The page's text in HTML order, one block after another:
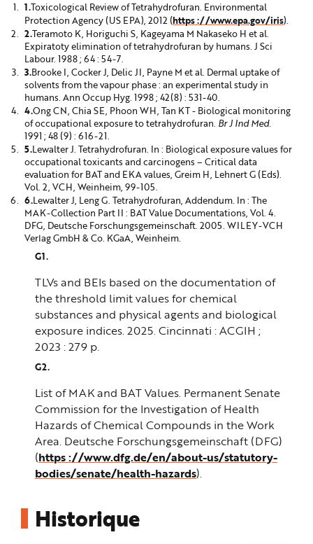
Toxicological Review of Tetrahydrofuran. Environmental
Protection Agency (US EPA), 2012 (https ://www.epa.gov/iris).
Teramoto K, Horiguchi S, Kageyama M Nakaseko H et al.
Expiratoty elimination of tetrahydrofuran by humans. J Sci
Labour. 1988 ; 64 : 54-7.
Brooke I, Cocker J, Delic JI, Payne M et al. Dermal uptake of
solvents from the vapour phase : an experimental study in
humans. Ann Occup Hyg. 1998 ; 42(8) : 531-40.
Ong CN, Chia SE, Phoon WH, Tan KT - Biological monitoring
of occupational exposure to tetrahydrofuran. Br J Ind Med.
1991 ; 48 (9) : 616-21.
Lewalter J. Tetrahydrofuran. In : Biological exposure values for
occupational toxicants and carcinogens – Critical data
evaluation for BAT and EKA values, Greim H, Lehnert G (Eds).
Vol. 2, VCH, Weinheim, 99-105.
Lewalter J, Leng G. Tetrahydrofuran, Addendum. In : The
MAK-Collection Part II : BAT Value Documentations, Vol. 4.
DFG, Deutsche Forschungsgemeinschaft. 2005. WILEY-VCH
Verlag GmbH & Co. KGaA, Weinheim.
TLVs and BEIs based on the documentation of
the threshold limit values for chemical
substances and physical agents and biological
exposure indices. 2025. Cincinnati : ACGIH ;
2023 : 279 p.
List of MAK and BAT Values. Permanent Senate
Commission for the Investigation of Health
Hazards of Chemical Compounds in the Work
Area. Deutsche Forschungsgemeinschaft (DFG)
(https ://www.dfg.de/en/about-us/statutory-
bodies/senate/health-hazards).
Historique